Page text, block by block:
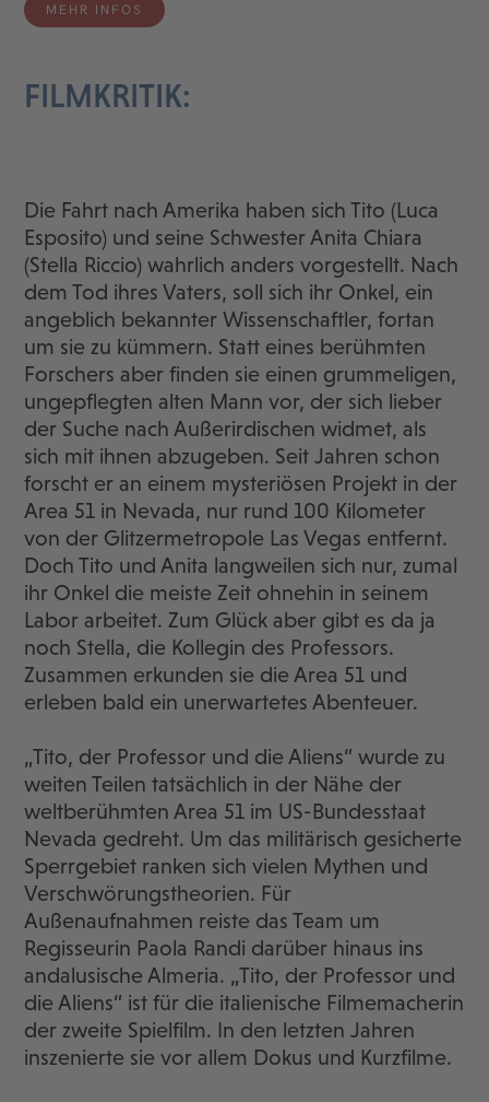
MEHR INFOS
FILMKRITIK:
Die Fahrt nach Amerika haben sich Tito (Luca
Esposito) und seine Schwester Anita Chiara
(Stella Riccio) wahrlich anders vorgestellt. Nach
dem Tod ihres Vaters, soll sich ihr Onkel, ein
angeblich bekannter Wissenschaftler, fortan
um sie zu kümmern. Statt eines berühmten
Forschers aber finden sie einen grummeligen,
ungepflegten alten Mann vor, der sich lieber
der Suche nach Außerirdischen widmet, als
sich mit ihnen abzugeben. Seit Jahren schon
forscht er an einem mysteriösen Projekt in der
Area 51 in Nevada, nur rund 100 Kilometer
von der Glitzermetropole Las Vegas entfernt.
Doch Tito und Anita langweilen sich nur, zumal
ihr Onkel die meiste Zeit ohnehin in seinem
Labor arbeitet. Zum Glück aber gibt es da ja
noch Stella, die Kollegin des Professors.
Zusammen erkunden sie die Area 51 und
erleben bald ein unerwartetes Abenteuer.
„Tito, der Professor und die Aliens“ wurde zu
weiten Teilen tatsächlich in der Nähe der
weltberühmten Area 51 im US-Bundesstaat
Nevada gedreht. Um das militärisch gesicherte
Sperrgebiet ranken sich vielen Mythen und
Verschwörungstheorien. Für
Außenaufnahmen reiste das Team um
Regisseurin Paola Randi darüber hinaus ins
andalusische Almeria. „Tito, der Professor und
die Aliens“ ist für die italienische Filmemacherin
der zweite Spielfilm. In den letzten Jahren
inszenierte sie vor allem Dokus und Kurzfilme.